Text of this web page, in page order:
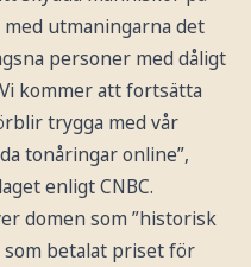
utmaningarna det
personer med dåligt
kommer att fortsätta
trygga med vår
tonåringar online”,
enligt CNBC.
domen som ”historisk
betalat priset för